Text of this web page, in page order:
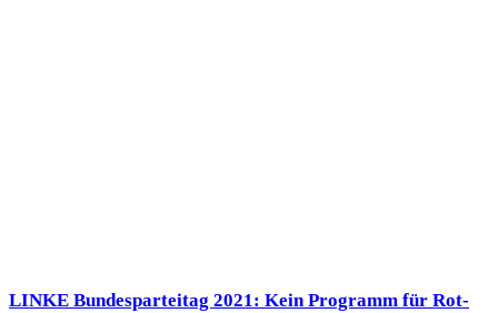
LINKE Bundesparteitag 2021: Kein Programm für Rot-